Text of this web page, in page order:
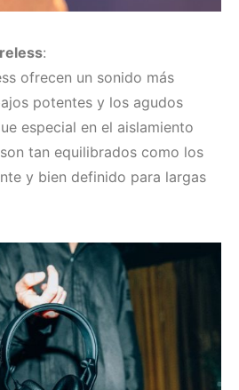
:
ofrecen un sonido más
potentes y los agudos
especial en el aislamiento
tan equilibrados como los
y bien definido para largas